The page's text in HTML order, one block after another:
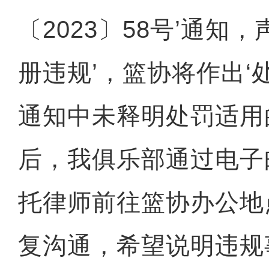
〔2023〕58号’通知，
册违规’，篮协将作出‘
通知中未释明处罚适
后，我俱乐部通过电
托律师前往篮协办公
复沟通，希望说明违